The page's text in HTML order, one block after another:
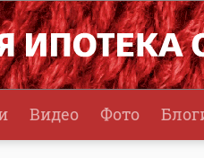
Видео Фото